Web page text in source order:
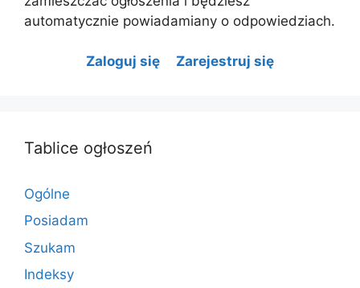
automatycznie powiadamiany o odpowiedziach.
Zaloguj się Zarejestruj się
Tablice ogłoszeń
Ogólne
Posiadam
Szukam
Indeksy